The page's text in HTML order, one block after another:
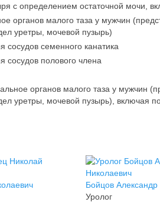
с определением остаточной мочи,
органов малого таза у мужчин
уретры, мочевой пузырь)
сосудов семенного канатика
сосудов полового члена
органов малого таза у мужчин
уретры, мочевой пузырь), включая
Бойцов
Уролог